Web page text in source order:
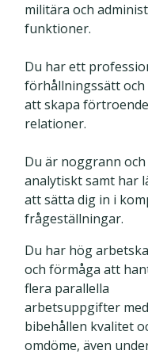
militära och
funktioner.
Du har ett
förhållningssätt
att skapa
relationer.
Du är noggrann och
analytiskt samt har
att sätta dig in i
frågeställningar.
Du har hög
och förmåga att
flera parallella
arbetsuppgifter med
bibehållen kvalitet
omdöme, även